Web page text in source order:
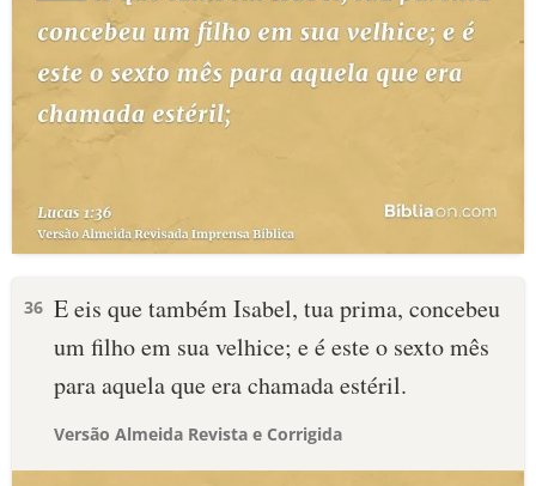
36 E eis que também Isabel, tua prima, concebeu
um filho em sua velhice; e é este o sexto mês
para aquela que era chamada estéril.
Versão Almeida Revista e Corrigida